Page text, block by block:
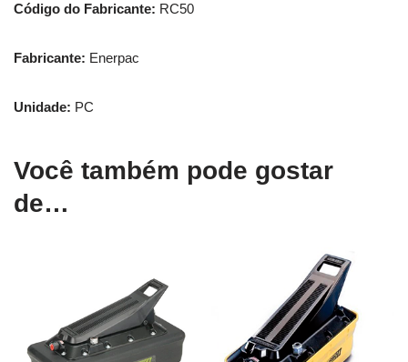
Código do Fabricante: RC50
Fabricante: Enerpac
Unidade: PC
Você também pode gostar
de…